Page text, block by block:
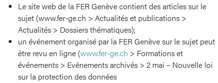
Le site web de la FER Genève contient des articles sur le
sujet (www.fer-ge.ch > Actualités et publications >
Actualités > Dossiers thématiques);
un événement organisé par la FER Genève sur le sujet peut
être revu en ligne (www.fer-ge.ch > Formations et
événements > Evénements archivés > 2 mai – Nouvelle loi
sur la protection des données